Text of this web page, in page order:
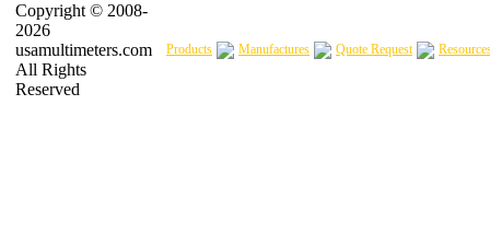
Copyright © 2008-
2026
usamultimeters.com
All Rights
Reserved
Products Manufactures Quote Request